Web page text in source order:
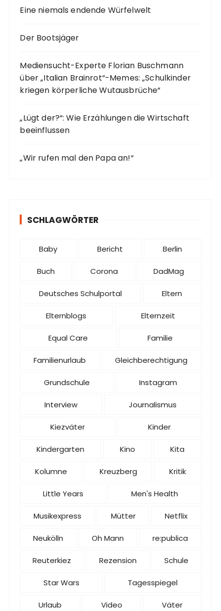
Eine niemals endende Würfelwelt
Der Bootsjäger
Mediensucht-Experte Florian Buschmann
über „Italian Brainrot“-Memes: „Schulkinder
kriegen körperliche Wutausbrüche“
„Lügt der?“: Wie Erzählungen die Wirtschaft
beeinflussen
„Wir rufen mal den Papa an!“
SCHLAGWÖRTER
Baby Bericht Berlin
Buch Corona DadMag
Deutsches Schulportal Eltern
Elternblogs Elternzeit
Equal Care Familie
Familienurlaub Gleichberechtigung
Grundschule Instagram
Interview Journalismus
Kiezväter Kinder
Kindergarten Kino Kita
Kolumne Kreuzberg Kritik
Little Years Men's Health
Musikexpress Mütter Netflix
Neukölln Oh Mann re:publica
Reuterkiez Rezension Schule
Star Wars Tagesspiegel
Urlaub Video Väter